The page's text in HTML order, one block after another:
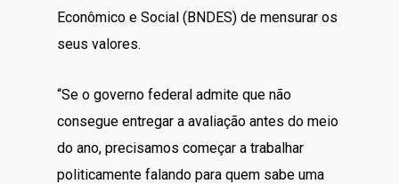
Econômico e Social (BNDES) de mensurar os
seus valores.
“Se o governo federal admite que não
consegue entregar a avaliação antes do meio
do ano, precisamos começar a trabalhar
politicamente falando para quem sabe uma